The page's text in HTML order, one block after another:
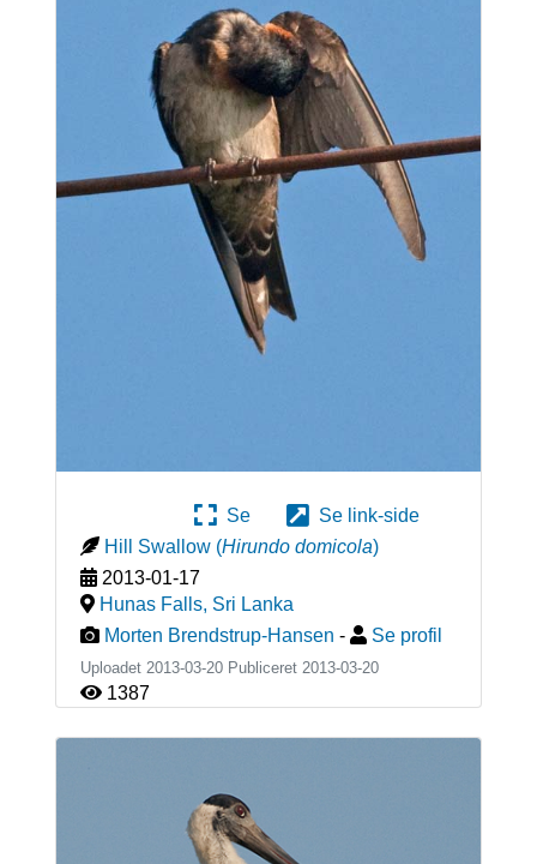
Se
Se link-side
Hill Swallow (Hirundo domicola)
2013-01-17
Hunas Falls, Sri Lanka
Morten Brendstrup-Hansen - Se profil
Uploadet 2013-03-20 Publiceret 2013-03-20
1387